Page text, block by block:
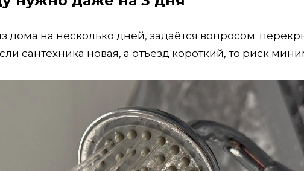
дома на несколько дней, задаётся вопросом:
сантехника новая, а отъезд короткий, то риск